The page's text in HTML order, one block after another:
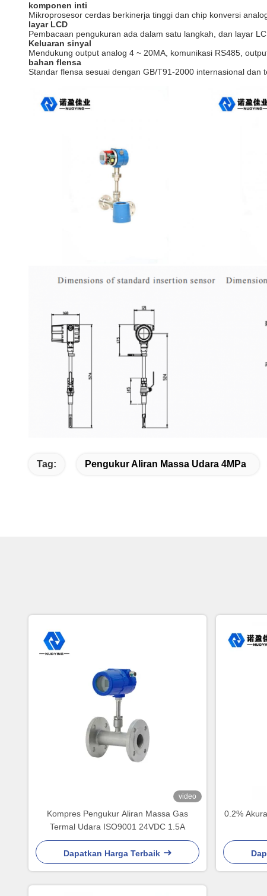
komponen inti
Mikroprosesor cerdas berkinerja tinggi dan chip konversi
layar LCD
Pembacaan pengukuran ada dalam satu langkah, dan layar
Keluaran sinyal
Mendukung output analog 4 ~ 20MA, komunikasi RS485,
bahan flensa
Standar flensa sesuai dengan GB/T91-2000 internasional dan
Tag: Pengukur Aliran Massa Udara 4MPa
video
Kompres Pengukur Aliran Massa Gas
Termal Udara ISO9001 24VDC 1.5A
Dapatkan Harga Terbaik
0.2%